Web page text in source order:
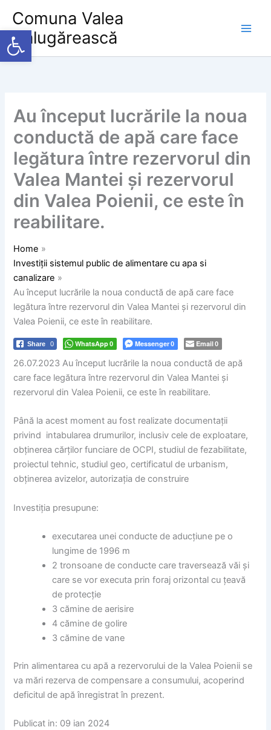
Deschide bara de unelte
content
Comuna Valea
Călugărească
Au început lucrările la noua
conductă de apă care face
legătura între rezervorul din
Valea Mantei și rezervorul
din Valea Poienii, ce este în
reabilitare.
Home
Investiții sistemul public de alimentare cu apa si
canalizare
Au început lucrările la noua conductă de apă care face
legătura între rezervorul din Valea Mantei și rezervorul din
Valea Poienii, ce este în reabilitare.
Share 0 WhatsApp 0 Messenger 0 Email 0
26.07.2023 Au început lucrările la noua conductă de apă
care face legătura între rezervorul din Valea Mantei și
rezervorul din Valea Poienii, ce este în reabilitare.
Până la acest moment au fost realizate documentații
privind intabularea drumurilor, inclusiv cele de exploatare,
obținerea cărților funciare de OCPI, studiul de fezabilitate,
proiectul tehnic, studiul geo, certificatul de urbanism,
obținerea avizelor, autorizația de construire
Investiția presupune:
executarea unei conducte de aducțiune pe o
lungime de 1996 m
2 tronsoane de conducte care traversează văi și
care se vor executa prin foraj orizontal cu țeavă
de protecție
3 cămine de aerisire
4 cămine de golire
3 cămine de vane
Prin alimentarea cu apă a rezervorului de la Valea Poienii se
va mări rezerva de compensare a consumului, acoperind
deficitul de apă înregistrat în prezent.
Publicat in: 09 ian 2024